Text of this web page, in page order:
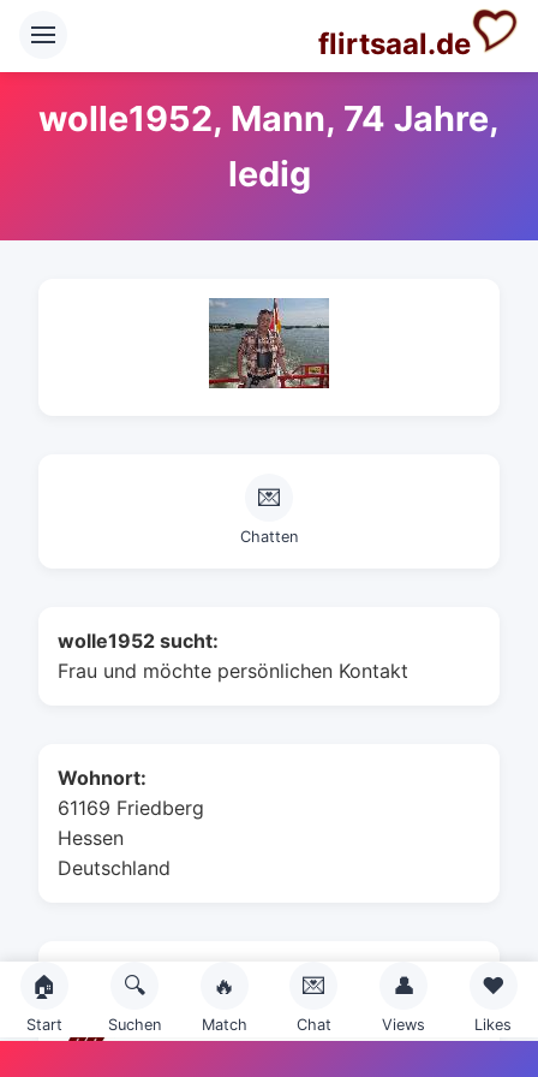
flirtsaal.de
wolle1952, Mann, 74 Jahre,
ledig
💌
Chatten
wolle1952 sucht:
Frau und möchte persönlichen Kontakt
Wohnort:
61169 Friedberg
Hessen
Deutschland
Sternzeichen:
🏠
Start
🔍
Suchen
🔥
Match
💌
Chat
👤
Views
❤️
Likes